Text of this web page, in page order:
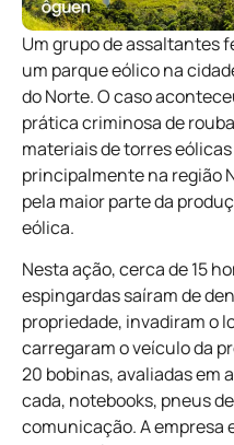
Um grupo de assaltantes
um parque eólico na
do Norte. O caso
prática criminosa de
materiais de torres
principalmente na região
pela maior parte da
eólica.
Nesta ação, cerca de 15
espingardas saíram de
propriedade, invadiram o
carregaram o veículo da
20 bobinas, avaliadas em
cada, notebooks, pneus
comunicação. A empresa